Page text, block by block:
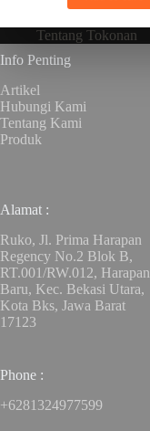
Tentang Tokonan
Info Penting
Artikel
Hubungi Kami
Tentang Kami
Produk
Alamat :
Ruko, Jl. Prima Harapan
Regency No.2 Blok B,
RT.001/RW.012, Harapan
Baru, Kec. Bekasi Utara,
Kota Bks, Jawa Barat
17123
Phone :
+6281324977599